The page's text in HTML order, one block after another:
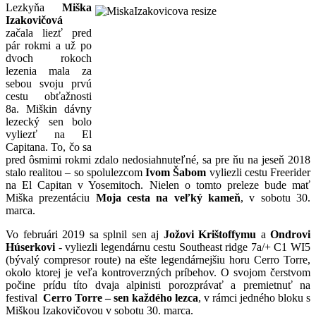
Lezkyňa Miška
Izakovičová
začala liezť pred
pár rokmi a už po
dvoch rokoch
lezenia mala za
sebou svoju prvú
cestu obťažnosti
8a. Miškin dávny
lezecký sen bolo
vyliezť na El
Capitana. To, čo sa
pred ôsmimi rokmi zdalo nedosiahnuteľné, sa pre ňu na jeseň 2018
stalo realitou – so spolulezcomIvom Šabom vyliezli cestu Freerider
na El Capitan v Yosemitoch. Nielen o tomto preleze bude mať
Miška prezentáciu Moja cesta na veľký kameň, v sobotu 30.
marca.
Vo februári 2019 sa splnil sen aj Jožovi Krištoffymu a Ondrovi
Húserkovi - vyliezli legendárnu cestu Southeast ridge 7a/+ C1 WI5
(bývalý compresor route) na ešte legendárnejšiu horu Cerro Torre,
okolo ktorej je veľa kontroverzných príbehov. O svojom čerstvom
počine prídu títo dvaja alpinisti porozprávať a premietnuť na
festival Cerro Torre – sen každého lezca, v rámci jedného bloku s
Miškou Izakovičovou v sobotu 30. marca.